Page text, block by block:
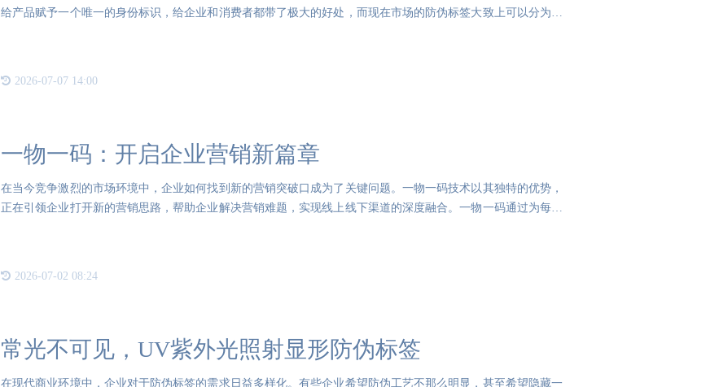
给产品赋予一个唯一的身份标识，给企业和消费者都带了极大的好处，而现在市场的防伪标签大致上可以分为两
2026-07-07 14:00
一物一码：开启企业营销新篇章
在当今竞争激烈的市场环境中，企业如何找到新的营销突破口成为了关键问题。一物一码技术以其独特的优势，
正在引领企业打开新的营销思路，帮助企业解决营销难题，实现线上线下渠道的深度融合。一物一码通过为每个
2026-07-02 08:24
常光不可见，UV紫外光照射显形防伪标签
在现代商业环境中，企业对于防伪标签的需求日益多样化。有些企业希望防伪工艺不那么明显，甚至希望隐藏一